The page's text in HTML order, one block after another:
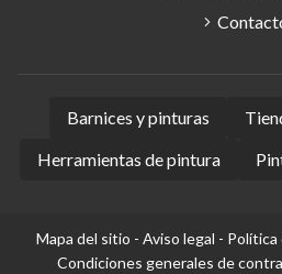
Barnices y pinturas
Herramientas de pintura
Mapa del sitio - Aviso legal - Política
Condiciones generales de